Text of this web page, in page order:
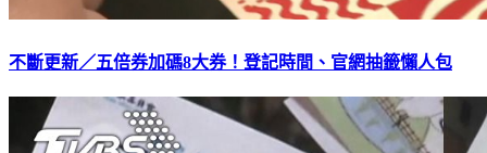
不斷更新／五倍券加碼8大券！登記時間、官網抽籤懶人包